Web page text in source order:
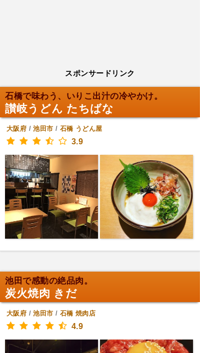
スポンサードリンク
石橋で味わう、いりこ出汁の冷やかけ。
讃岐うどん たちばな
大阪府 /池田市 / 石橋 うどん屋
3.9
池田で感動の絶品肉。
炭火焼肉 きだ
大阪府 /池田市 / 石橋 焼肉店
4.9